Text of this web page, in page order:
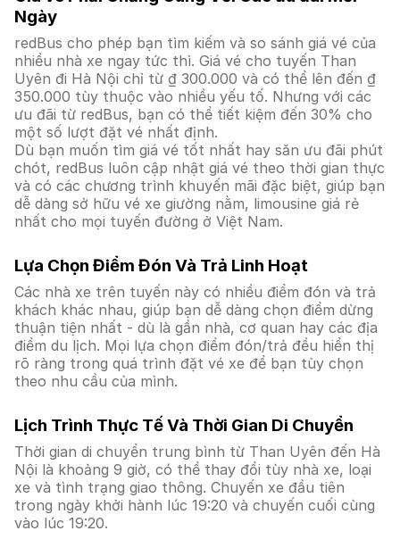
Ngày
redBus cho phép bạn tìm kiếm và so sánh giá vé của
nhiều nhà xe ngay tức thì. Giá vé cho tuyến Than
Uyên đi Hà Nội chỉ từ ₫ 300.000 và có thể lên đến ₫
350.000 tùy thuộc vào nhiều yếu tố. Nhưng với các
ưu đãi từ redBus, bạn có thể tiết kiệm đến 30% cho
một số lượt đặt vé nhất định.
Dù bạn muốn tìm giá vé tốt nhất hay săn ưu đãi phút
chót, redBus luôn cập nhật giá vé theo thời gian thực
và có các chương trình khuyến mãi đặc biệt, giúp bạn
dễ dàng sở hữu vé xe giường nằm, limousine giá rẻ
nhất cho mọi tuyến đường ở Việt Nam.
Lựa Chọn Điểm Đón Và Trả Linh Hoạt
Các nhà xe trên tuyến này có nhiều điểm đón và trả
khách khác nhau, giúp bạn dễ dàng chọn điểm dừng
thuận tiện nhất - dù là gần nhà, cơ quan hay các địa
điểm du lịch. Mọi lựa chọn điểm đón/trả đều hiển thị
rõ ràng trong quá trình đặt vé xe để bạn tùy chọn
theo nhu cầu của mình.
Lịch Trình Thực Tế Và Thời Gian Di Chuyển
Thời gian di chuyển trung bình từ Than Uyên đến Hà
Nội là khoảng 9 giờ, có thể thay đổi tùy nhà xe, loại
xe và tình trạng giao thông. Chuyến xe đầu tiên
trong ngày khởi hành lúc 19:20 và chuyến cuối cùng
vào lúc 19:20.